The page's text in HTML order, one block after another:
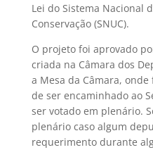
Lei do Sistema Nacional
Conservação (SNUC).
O projeto foi aprovado
criada na Câmara dos
a Mesa da Câmara,
de ser encaminhado ao
ser votado em plenário.
plenário caso algum
requerimento durante